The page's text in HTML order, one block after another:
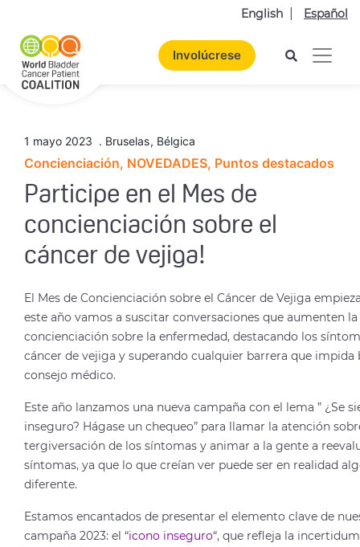
English Español
Involúcrese
1 mayo 2023 . Bruselas, Bélgica
Concienciación, NOVEDADES, Puntos destacados
Participe en el Mes de
concienciación sobre el
cáncer de vejiga!
El Mes de Concienciación sobre el Cáncer de Vejiga
este año vamos a suscitar conversaciones que aumenten la
concienciación sobre la enfermedad, destacando los
cáncer de vejiga y superando cualquier barrera que impida
consejo médico.
Este año lanzamos una nueva campaña con el lema ” ¿Se
inseguro? Hágase un chequeo” para llamar la atención
tergiversación de los síntomas y animar a la gente a
síntomas, ya que lo que creían ver puede ser en realidad
diferente.
Estamos encantados de presentar el elemento clave de
campaña 2023: el “icono inseguro“, que refleja la